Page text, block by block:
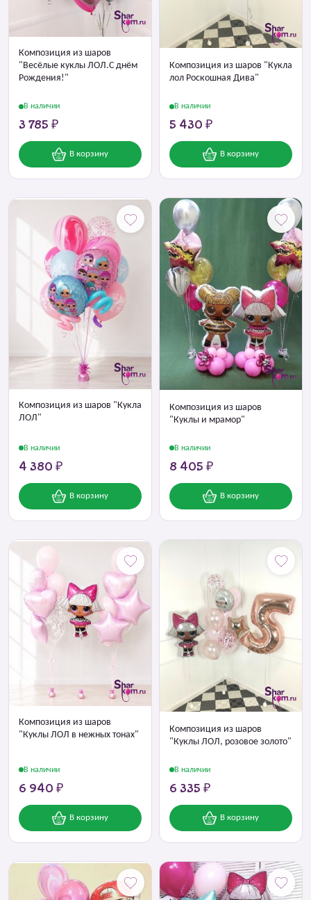
Композиция из шаров
"Весёлые куклы ЛОЛ.С днём
Рождения!"
В наличии
3 785 ₽
В корзину
Композиция из шаров "Кукла
лол Роскошная Дива"
В наличии
5 430 ₽
В корзину
Композиция из шаров "Кукла
ЛОЛ"
В наличии
4 380 ₽
В корзину
Композиция из шаров
"Куклы и мрамор"
В наличии
8 405 ₽
В корзину
Композиция из шаров
"Куклы ЛОЛ в нежных тонах"
В наличии
6 940 ₽
В корзину
Композиция из шаров
"Куклы ЛОЛ, розовое золото"
В наличии
6 335 ₽
В корзину